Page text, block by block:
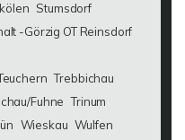
Stumsdorf
-Görzig OT Reinsdorf
Trebbichau
Fuhne Trinum
Wieskau Wulfen